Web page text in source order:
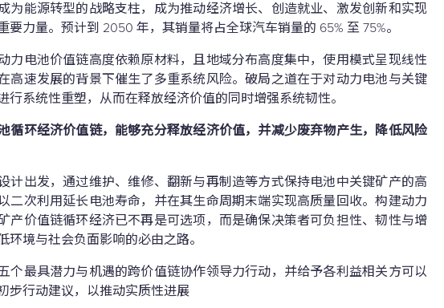
为能源转型的战略支柱，成为推动经济增长、创造就业、激发创新和实现
要力量。预计到 2050 年，其销量将占全球汽车销量的 65% 至 75%。
力电池价值链高度依赖原材料，且地域分布高度集中，使用模式呈现线性
高速发展的背景下催生了多重系统风险。破局之道在于对动力电池与关键
行系统性重塑，从而在释放经济价值的同时增强系统韧性。
循环经济价值链，能够充分释放经济价值，并减少废弃物产生，降低风险
计出发，通过维护、维修、翻新与再制造等方式保持电池中关键矿产的高
二次利用延长电池寿命，并在其生命周期末端实现高质量回收。构建动力
产价值链循环经济已不再是可选项，而是确保决策者可负担性、韧性与增
环境与社会负面影响的必由之路。
个最具潜力与机遇的跨价值链协作领导力行动，并给予各利益相关方可以
步行动建议，以推动实质性进展